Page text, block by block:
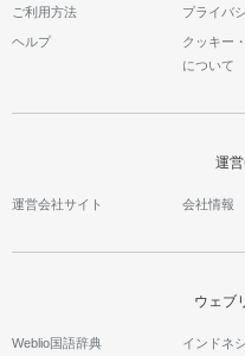
ご利用方法 プライバ
ヘルプ
クッキー
について
運
運営会社サイト 会社情報
ウェブ
Weblio国語辞典 インドネ